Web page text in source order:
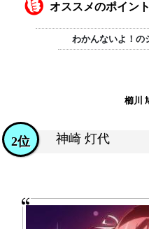
オススメのポイント
わかんないよ！の
櫛川
神崎 灯代
2位